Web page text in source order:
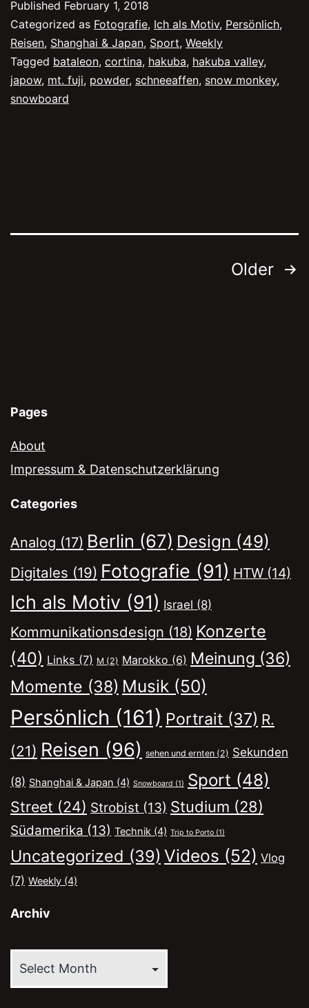
in
Hakuba
Published February 1, 2018
Categorized as Fotografie, Ich als Motiv, Persönlich,
Reisen, Shanghai & Japan, Sport, Weekly
Tagged bataleon, cortina, hakuba, hakuba valley,
japow, mt. fuji, powder, schneeaffen, snow monkey,
snowboard
Older
Pages
About
Impressum & Datenschutzerklärung
Categories
Analog (17) Berlin (67) Design (49)
Digitales (19) Fotografie (91) HTW (14)
Ich als Motiv (91) Israel (8)
Kommunikationsdesign (18) Konzerte
(40) Links (7) M (2) Marokko (6) Meinung (36)
Momente (38) Musik (50)
Persönlich (161) Portrait (37) R.
(21) Reisen (96) sehen und ernten (2) Sekunden
(8) Shanghai & Japan (4) Snowboard (1) Sport (48)
Street (24) Strobist (13) Studium (28)
Südamerika (13) Technik (4) Trip to Porto (1)
Uncategorized (39) Videos (52) Vlog
(7) Weekly (4)
Archiv